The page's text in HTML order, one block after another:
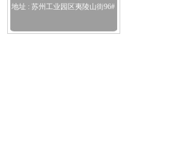
地址 : 苏州工业园区夷陵山街96#